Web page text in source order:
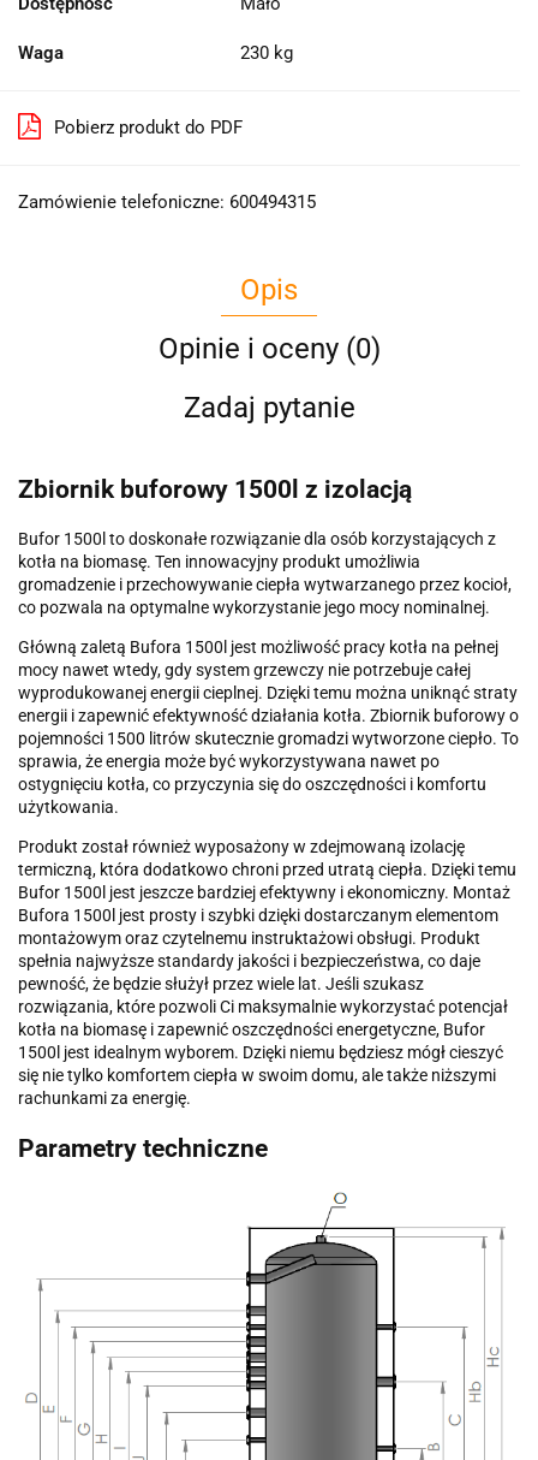
Waga 230 kg
Pobierz produkt do PDF
Zamówienie telefoniczne: 600494315
Opis
Opinie i oceny (0)
Zadaj pytanie
Zbiornik buforowy 1500l z izolacją
Bufor 1500l to doskonałe rozwiązanie dla osób korzystających z
kotła na biomasę. Ten innowacyjny produkt umożliwia
gromadzenie i przechowywanie ciepła wytwarzanego przez kocioł,
co pozwala na optymalne wykorzystanie jego mocy nominalnej.
Główną zaletą Bufora 1500l jest możliwość pracy kotła na pełnej
mocy nawet wtedy, gdy system grzewczy nie potrzebuje całej
wyprodukowanej energii cieplnej. Dzięki temu można uniknąć straty
energii i zapewnić efektywność działania kotła. Zbiornik buforowy o
pojemności 1500 litrów skutecznie gromadzi wytworzone ciepło. To
sprawia, że energia może być wykorzystywana nawet po
ostygnięciu kotła, co przyczynia się do oszczędności i komfortu
użytkowania.
Produkt został również wyposażony w zdejmowaną izolację
termiczną, która dodatkowo chroni przed utratą ciepła. Dzięki temu
Bufor 1500l jest jeszcze bardziej efektywny i ekonomiczny. Montaż
Bufora 1500l jest prosty i szybki dzięki dostarczanym elementom
montażowym oraz czytelnemu instruktażowi obsługi. Produkt
spełnia najwyższe standardy jakości i bezpieczeństwa, co daje
pewność, że będzie służył przez wiele lat. Jeśli szukasz
rozwiązania, które pozwoli Ci maksymalnie wykorzystać potencjał
kotła na biomasę i zapewnić oszczędności energetyczne, Bufor
1500l jest idealnym wyborem. Dzięki niemu będziesz mógł cieszyć
się nie tylko komfortem ciepła w swoim domu, ale także niższymi
rachunkami za energię.
Parametry techniczne